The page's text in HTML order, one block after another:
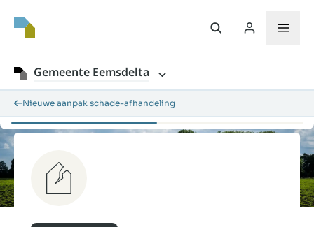
Gemeente Eemsdelta
Nieuwe aanpak schade-afhandeling